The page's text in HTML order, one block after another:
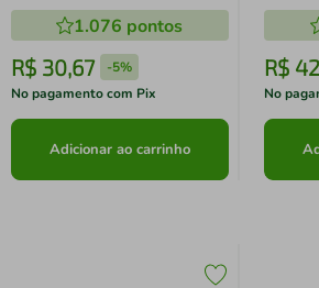
1.076 pontos
R$ 30,67 -5%
No pagamento com Pix
Adicionar ao carrinho
R$ 42
No